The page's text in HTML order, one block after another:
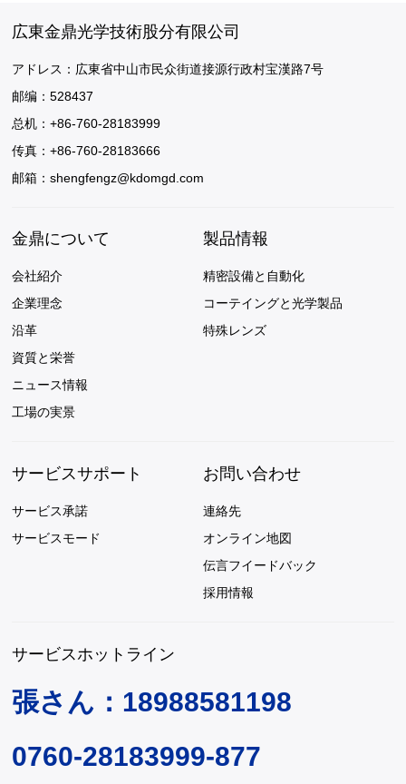
広東金鼎光学技術股分有限公司
アドレス：広東省中山市民众街道接源行政村宝漢路7号
邮编：528437
总机：+86-760-28183999
传真：+86-760-28183666
邮箱：shengfengz@kdomgd.com
金鼎について
会社紹介
企業理念
沿革
資質と栄誉
ニュース情報
工場の実景
製品情報
精密設備と自動化
コーテイングと光学製品
特殊レンズ
サービスサポート
サービス承諾
サービスモード
お問い合わせ
連絡先
オンライン地図
伝言フイードバック
採用情報
サービスホットライン
張さん：18988581198
0760-28183999-877